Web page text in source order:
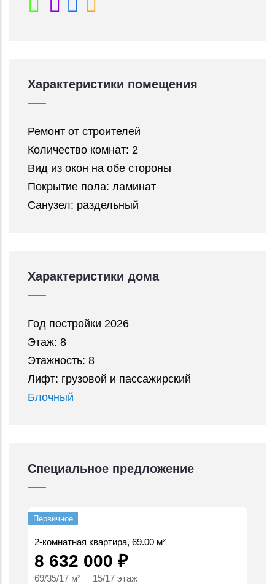
Характеристики помещения
Ремонт от строителей
Количество комнат: 2
Вид из окон на обе стороны
Покрытие пола: ламинат
Санузел: раздельный
Характеристики дома
Год постройки 2026
Этаж: 8
Этажность: 8
Лифт: грузовой и пассажирский
Блочный
Специальное предложение
Первичное
2-комнатная квартира, 69.00 м²
8 632 000 ₽
69/35/17 м² 15/17 этаж